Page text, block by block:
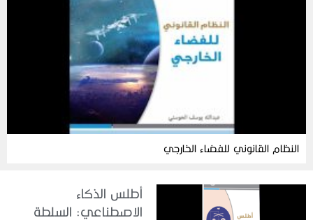
النظام القانوني للفضاء الخارجي
أطلس الذكاء
الاصطناعي: السلطة